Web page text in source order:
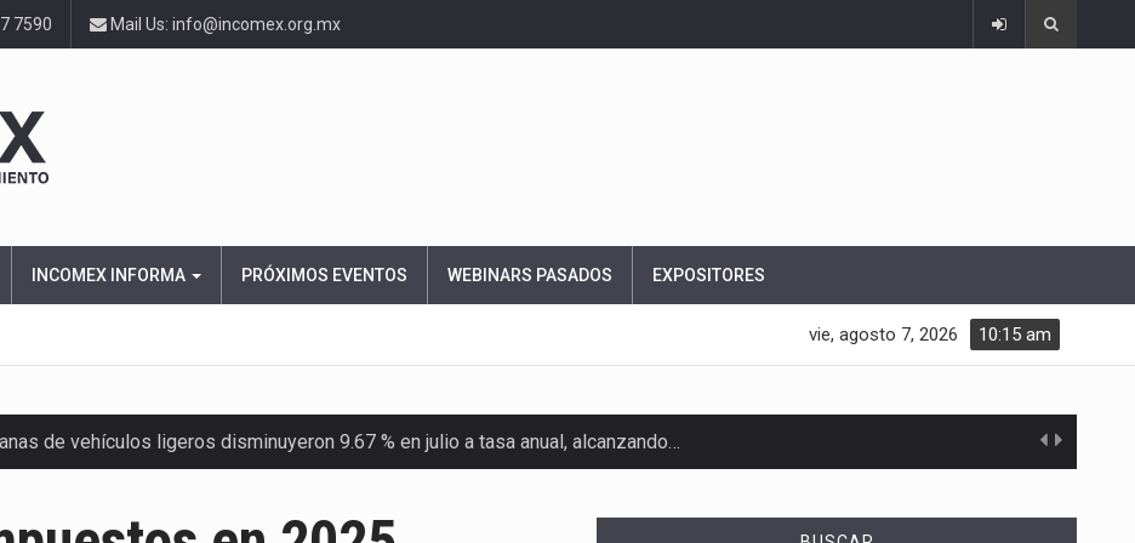
7590 Mail Us: info@incomex.org.mx
INCOMEX INFORMA PRÓXIMOS EVENTOS WEBINARS PASADOS EXPOSITORES
10:15 am
vie, agosto 7, 2026
de vehículos ligeros disminuyeron 9.67 % en julio a tasa anual, alcanzando…